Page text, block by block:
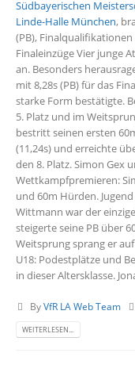
Südbayerischen
Linde-Halle München,
(PB),
Finaleinzüge Vier junge
an. Besonders
mit 8,28s (PB) für das
starke Form bestätigte.
5. Platz und im
bestritt seinen ersten
(11,24s) und erreichte
den 8. Platz. Simon Gex
Wettkampfpremieren:
und 60m Hürden.
Wittmann war der
steigerte seine PB über
Weitsprung sprang er
U18: Podestplätze und
in dieser Altersklasse.
ByVfR LA Web Team
WEITERLESEN...